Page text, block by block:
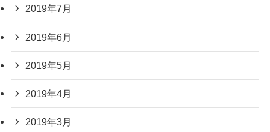
2019年7月
2019年6月
2019年5月
2019年4月
2019年3月